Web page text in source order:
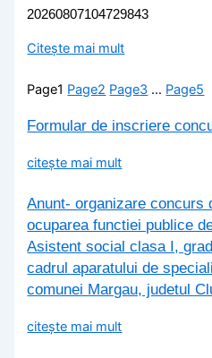
20260807104729843
Citește mai mult
Page1 Page2 Page3 … Page5
Formular de inscriere
citește mai mult
Anunt- organizare concurs
ocuparea functiei publice
Asistent social clasa I,
cadrul aparatului de
comunei Margau, judetul
citește mai mult